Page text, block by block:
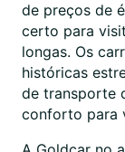
de preços de
certo para
longas. Os
históricas
de transporte
conforto para